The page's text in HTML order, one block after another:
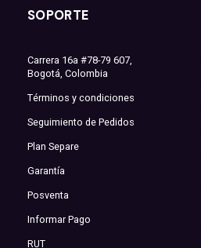
SOPORTE
Carrera 16a #78-79 607,
Bogotá, Colombia
Términos y condiciones
Seguimiento de Pedidos
Plan Separe
Garantía
Posventa
Informar Pago
RUT